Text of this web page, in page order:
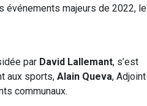
événements majeurs de 2022, le
par David Lallemant, s’est
aux sports, Alain Queva, Adjoint
communaux.